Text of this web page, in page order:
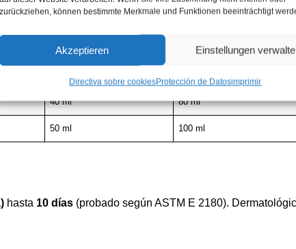
zurückziehen, können bestimmte Merkmale und Funktionen beeinträchtigt
Akzeptieren Einstellungen
Directiva sobre cookiesProtección de Datosimprimir
10 ml 20 ml
40 ml
40 ml 80 ml
50 ml 100 ml
hasta 10 días (probado según ASTM E 2180).